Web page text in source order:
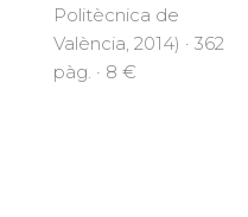
Politècnica de
València, 2014) · 362
pàg. · 8 €